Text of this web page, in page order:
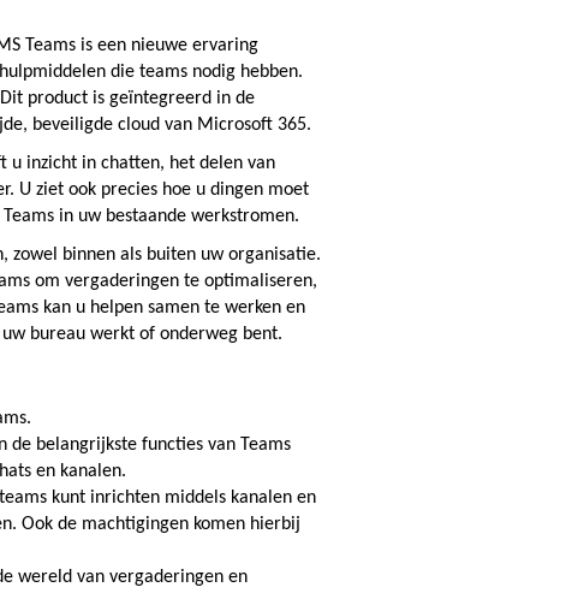
Teams is een nieuwe ervaring
die teams nodig hebben.
product is geïntegreerd in de
beveiligde cloud van Microsoft 365.
u inzicht in chatten, het delen van
U ziet ook precies hoe u dingen moet
in uw bestaande werkstromen.
zowel binnen als buiten uw organisatie.
om vergaderingen te optimaliseren,
kan u helpen samen te werken en
bureau werkt of onderweg bent.
de belangrijkste functies van Teams
en kanalen.
kunt inrichten middels kanalen en
Ook de machtigingen komen hierbij
wereld van vergaderingen en